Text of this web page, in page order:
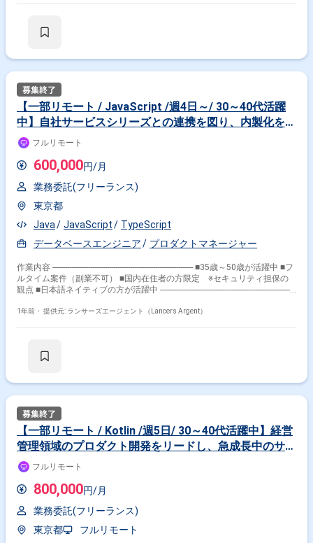
る産業に革新をもたらす。 そのチャレンジにエンジニアとしてjoinいただ
ームの開発に着手しました。 AIOCRだけではなく、顔認証AIや、ノーコー
ドでAIが開発できるシステムで開発されたAIも活用できるプラットフォー
ムを目指しています。 アーキテクチャをマイクロサービスアーキテクチャ
へ、技術スタックも大きく変化させ、開発チームとしては大きな転換点と
根幹となるプロダクトです。 このため既存プロダクトの保守運用と新規プ
要があるなど、プロジェクトは複雑化しています。 この複雑化した状況に
ラットフォームの新規機能開発・改善に携わっていただきます。 ・ロード
マップ策定 ・技術選定（フレームワーク、ミドルウェア、その他開発ツー
ル等） ・アーキテクチャ設計（マイクロサービスアーキテクチャ） ・サ
ービス設計 ・開発、テスト ・リリース・改善 -- ■主な技術スタック
ントメイン言語 【Backend】 *Kotlin★バックエンドメイン言
*Terraform/Ansible/GitAction *Pattern:Microservices/APIgateway
*Container:Docker/Kubernetes
*Computing:AWSALB/EC2/ECS/EKS/Lambda *Database:Aurora
モート可) 【求める人物像】 -技術の社会実装、社会貢献に直接つながる技
までの地道な作業もいとわない方
【一部リモート / JavaScript /週4日～/ 30～40代活躍
中】自社サービスシリーズとの連携を図り、内製化を進
めるPJで開発をお任せします！
フルリモート
600,000円/月
業務委託(フリーランス)
東京都
Java
JavaScript
TypeScript
データベースエンジニア
プロダクトマネージャー
作業内容 ------------------------------------------------------------------- ■35歳～50歳が活躍中 ■フ
ルタイム案件（副業不可） ■国内在住者の方限定 ※セキュリティ担保の
観点 ■日本語ネイティブの方が活躍中 -----------------------------------------------------------------
ングやシステムインテグレーション、データ分析などのサービスを提供し
技術的負債の解消 ・テストコードの作成 ・オフショア開発チームとのコ
ミュニケーションを通じたドメイン知識の獲得 ・PdMが起票する案件の開
発および不具合修正 ・各種ミドルウェアのバージョンアップ対応 【求め
る人物像】 ・困難な状況でもやり抜く姿勢のある方 ・コードに対して批
ド:JavaScript(Node.js,jQuery),TypeScript(Node.js,Nest.js),PHP(Laravel) フ
ウドインフラ:Azure データベース:MongoDB,AtlasDB 分析基
コード管理:GitHub モニタリング:Datadog,Sentry,NewRelic UI/UXツー
ル:Figma バックログ管理:Backlog,Jira コミュニケーショ
ン:Slack,Notion,Miro,Zoom 【技術選定の背景】 Node.jsを中心としたバッ
1年前・ 提供元: ランサーズエージェント（Lancers Argent）
【一部リモート / Kotlin /週5日/ 30～40代活躍中】経営
管理領域のプロダクト開発をリードし、急成長中のサー
ビスのさらなる進化をサポートするエンジニアを募集
フルリモート
800,000円/月
業務委託(フリーランス)
東京都
フルリモート